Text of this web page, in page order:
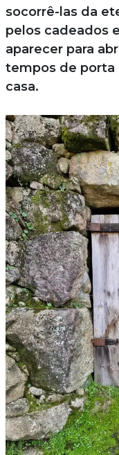
socorrê-las da
pelos cadeados
aparecer para
tempos de porta
casa.